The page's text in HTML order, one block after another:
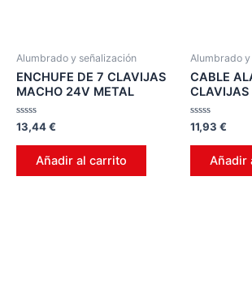
Alumbrado y señalización
ENCHUFE DE 7 CLAVIJAS
MACHO 24V METAL
Valorado
0
13,44€
Añadir al carrito
Alumbrado
CABLE
CLAVIJAS
Valorado
en
0
11,93 €
Añadir